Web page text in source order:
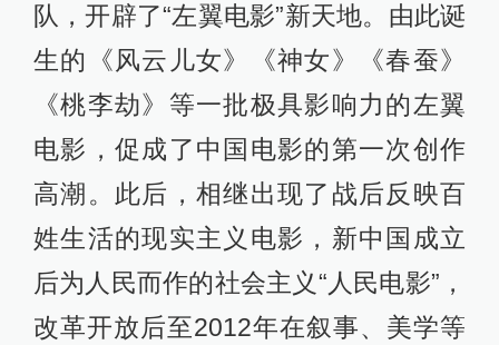
队，开辟了“左翼电影”新天地。由此诞
生的《风云儿女》《神女》《春蚕》
《桃李劫》等一批极具影响力的左翼
电影，促成了中国电影的第一次创作
高潮。此后，相继出现了战后反映百
姓生活的现实主义电影，新中国成立
后为人民而作的社会主义“人民电影”，
改革开放后至2012年在叙事、美学等